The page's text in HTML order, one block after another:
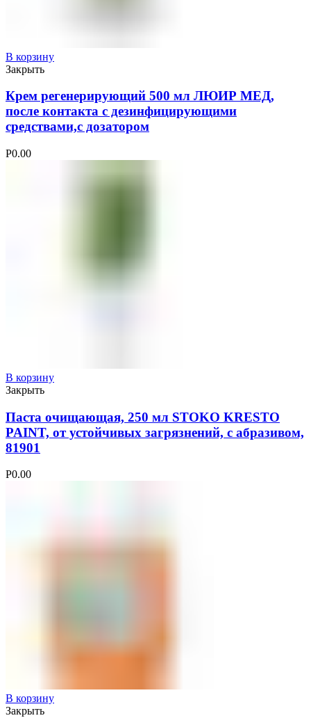
В корзину
Закрыть
Крем регенерирующий 500 мл ЛЮИР МЕД,
после контакта с дезинфицирующими
средствами,с дозатором
Р0.00
В корзину
Закрыть
Паста очищающая, 250 мл STOKO KRESTO
PAINT, от устойчивых загрязнений, с абразивом,
81901
Р0.00
В корзину
Закрыть